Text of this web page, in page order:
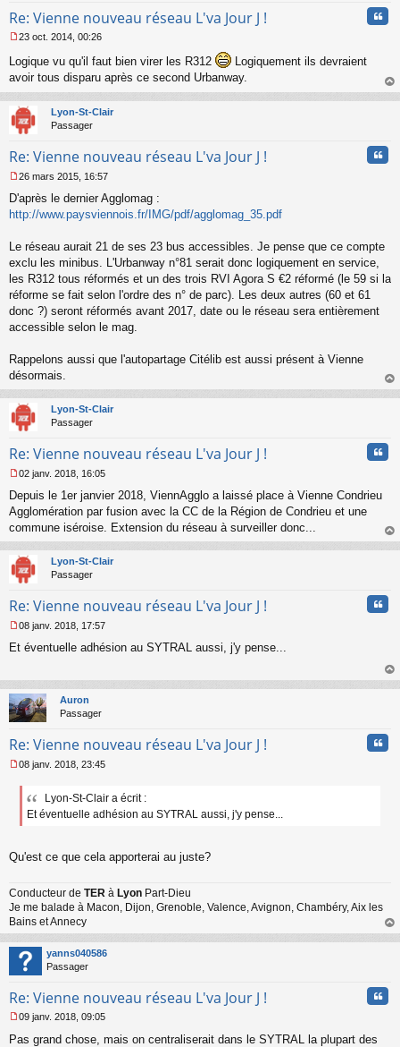
o
l
Re: Vienne nouveau réseau L'va Jour J !
e
s
a
g
e
o
l
u
23 oct. 2014, 00:26
Logique vu qu'il faut bien virer les R312
Logiquement ils devraient
avoir tous disparu après ce second Urbanway.
au
Lyon-St-Clair
Passager
Re: Vienne nouveau réseau L'va Jour J !
e
s
g
e
n
o
n
u
26 mars 2015, 16:57
D'après le dernier Agglomag :
http://www.paysviennois.fr/IMG/pdf/agglomag_35.pdf
Le réseau aurait 21 de ses 23 bus accessibles. Je pense que ce compte
exclu les minibus. L'Urbanway n°81 serait donc logiquement en service,
les R312 tous réformés et un des trois RVI Agora S €2 réformé (le 59 si la
réforme se fait selon l'ordre des n° de parc). Les deux autres (60 et 61
donc ?) seront réformés avant 2017, date ou le réseau sera entièrement
accessible selon le mag.
Rappelons aussi que l'autopartage Citélib est aussi présent à Vienne
désormais.
au
Lyon-St-Clair
Passager
Re: Vienne nouveau réseau L'va Jour J !
e
s
s
g
e
n
n
u
02 janv. 2018, 16:05
Depuis le 1er janvier 2018, ViennAgglo a laissé place à Vienne Condrieu
Agglomération par fusion avec la CC de la Région de Condrieu et une
commune iséroise. Extension du réseau à surveiller donc...
au
Lyon-St-Clair
Passager
Re: Vienne nouveau réseau L'va Jour J !
e
a
g
e
o
l
08 janv. 2018, 17:57
Et éventuelle adhésion au SYTRAL aussi, j'y pense...
au
Auron
Passager
Re: Vienne nouveau réseau L'va Jour J !
e
a
e
n
l
u
08 janv. 2018, 23:45
Lyon-St-Clair a écrit :
Et éventuelle adhésion au SYTRAL aussi, j'y pense...
Qu'est ce que cela apporterai au juste?
Conducteur de TER à Lyon Part-Dieu
Je me balade à Macon, Dijon, Grenoble, Valence, Avignon, Chambéry, Aix les
Bains et Annecy
au
yanns040586
Passager
Re: Vienne nouveau réseau L'va Jour J !
e
09 janv. 2018, 09:05
Pas grand chose, mais on centraliserait dans le SYTRAL la plupart des